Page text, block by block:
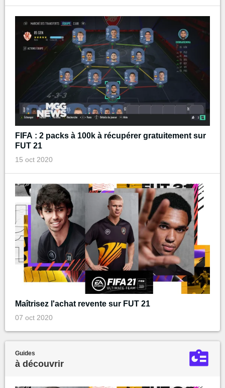
FIFA : 2 packs à 100k à récupérer gratuitement sur
FUT 21
15 oct 2020
Maîtrisez l'achat revente sur FUT 21
07 oct 2020
Guides
à découvrir